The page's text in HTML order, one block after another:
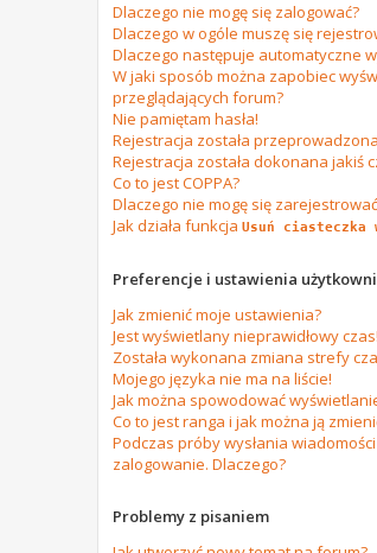
Dlaczego nie mogę się zalogować?
Dlaczego w ogóle muszę się
Dlaczego następuje automatyczne
W jaki sposób można zapobiec
przeglądających forum?
Nie pamiętam hasła!
Rejestracja została
Rejestracja została dokonana jakiś
Co to jest COPPA?
Dlaczego nie mogę się
Jak działa funkcja Usuń ciasteczka
Preferencje i ustawienia
Jak zmienić moje ustawienia?
Jest wyświetlany nieprawidłowy czas!
Została wykonana zmiana strefy
Mojego języka nie ma na liście!
Jak można spowodować
Co to jest ranga i jak można ją
Podczas próby wysłania
zalogowanie. Dlaczego?
Problemy z pisaniem